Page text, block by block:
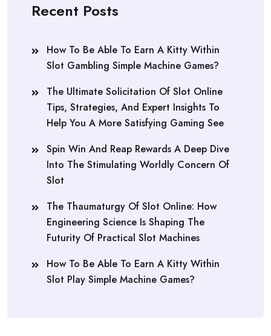
Recent Posts
How To Be Able To Earn A Kitty Within
Slot Gambling Simple Machine Games?
The Ultimate Solicitation Of Slot Online
Tips, Strategies, And Expert Insights To
Help You A More Satisfying Gaming See
Spin Win And Reap Rewards A Deep Dive
Into The Stimulating Worldly Concern Of
Slot
The Thaumaturgy Of Slot Online: How
Engineering Science Is Shaping The
Futurity Of Practical Slot Machines
How To Be Able To Earn A Kitty Within
Slot Play Simple Machine Games?